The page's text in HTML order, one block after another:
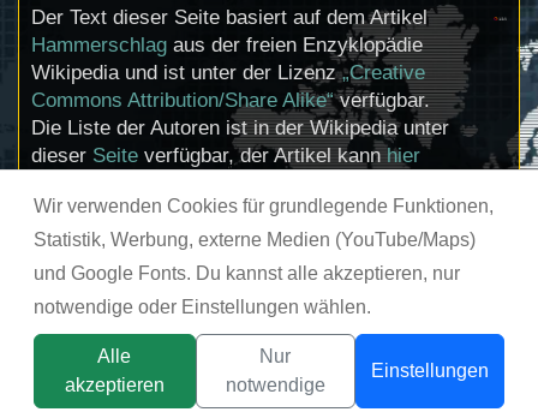
Wir verwenden Cookies für grundlegende Funktionen,
Statistik, Werbung, externe Medien (YouTube/Maps)
und Google Fonts. Du kannst alle akzeptieren, nur
notwendige oder Einstellungen wählen.
Alle
akzeptieren
Nur
notwendige
Einstellungen
Der Text dieser Seite basiert auf dem Artikel
Hammerschlag aus der freien Enzyklopädie
Wikipedia und ist unter der Lizenz„Creative
Commons Attribution/Share Alike“verfügbar.
Die Liste der Autoren ist in der Wikipedia unter
dieser Seite verfügbar, der Artikel kannhier
Urhebern und zum Lizenzstatus eingebundener
Mediendateien (etwa Bilder oder Videos) können
im Regelfall durch Anklicken dieser abgerufen
© chemie-schule.de 2026